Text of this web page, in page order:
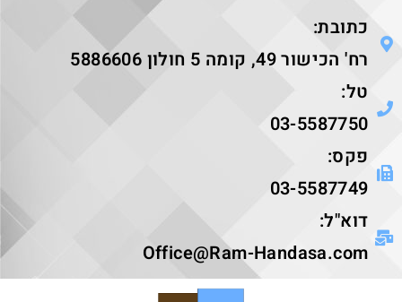
כתובת:
רח' הכישור 49, קומה 5 חולון 5886606
טל:
03-5587750
פקס:
03-5587749
דוא"ל:
Office@Ram-Handasa.com